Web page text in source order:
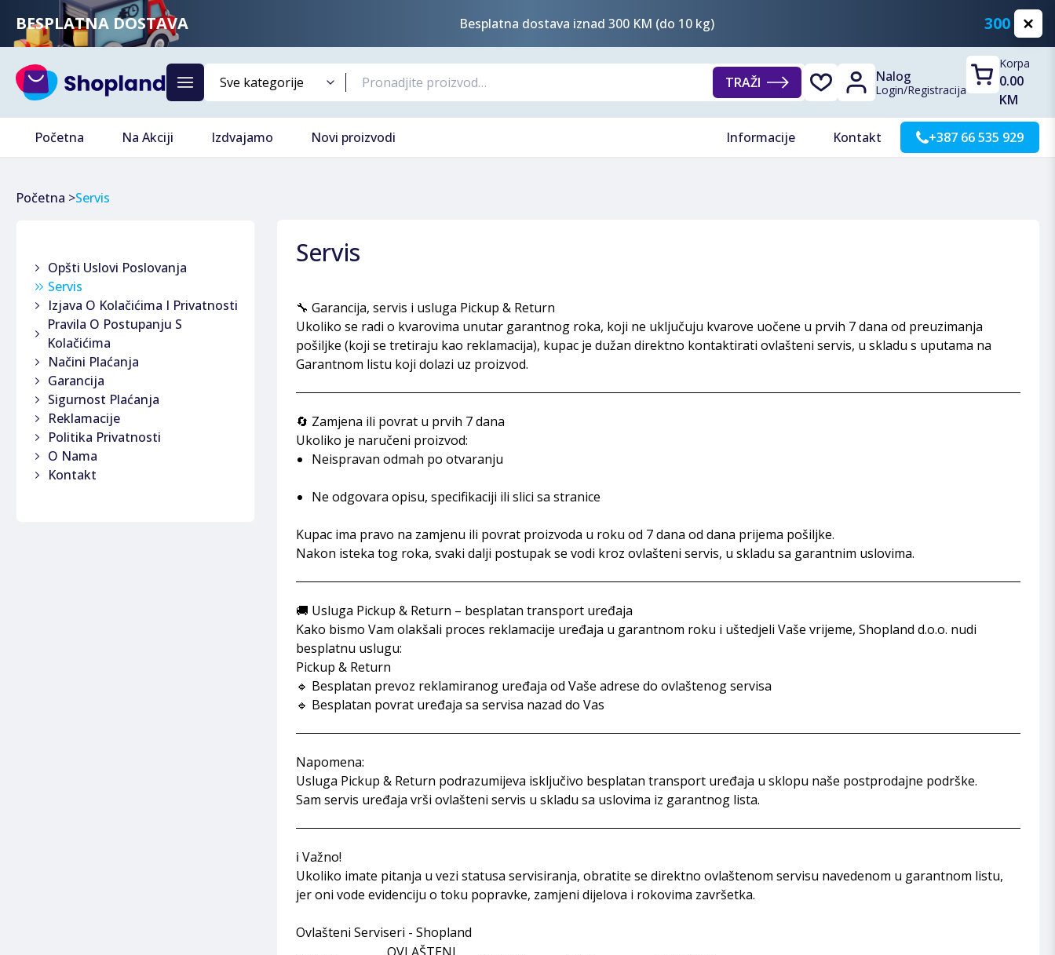
BESPLATNA DOSTAVA Besplatna dostava iznad 300 KM (do 10 kg) 300 KM
TRAŽI Nalog
Login/Registracija
Korpa
0.00
KM
Početna Na Akciji Izdvajamo Novi proizvodi Informacije Kontakt +387 66 535 929
Početna >Servis
Opšti Uslovi Poslovanja
Servis
Izjava O Kolačićima I Privatnosti
Pravila O Postupanju S
Kolačićima
Načini Plaćanja
Garancija
Sigurnost Plaćanja
Reklamacije
Politika Privatnosti
O Nama
Kontakt
Servis
🔧 Garancija, servis i usluga Pickup & Return
Ukoliko se radi o kvarovima unutar garantnog roka, koji ne uključuju kvarove uočene u prvih 7 dana od preuzimanja
pošiljke (koji se tretiraju kao reklamacija), kupac je dužan direktno kontaktirati ovlašteni servis, u skladu s uputama na
Garantnom listu koji dolazi uz proizvod.
🔄 Zamjena ili povrat u prvih 7 dana
Ukoliko je naručeni proizvod:
Neispravan odmah po otvaranju
Ne odgovara opisu, specifikaciji ili slici sa stranice
Kupac ima pravo na zamjenu ili povrat proizvoda u roku od 7 dana od dana prijema pošiljke.
Nakon isteka tog roka, svaki dalji postupak se vodi kroz ovlašteni servis, u skladu sa garantnim uslovima.
🚚 Usluga Pickup & Return – besplatan transport uređaja
Kako bismo Vam olakšali proces reklamacije uređaja u garantnom roku i uštedjeli Vaše vrijeme, Shopland d.o.o. nudi
besplatnu uslugu:
Pickup & Return
🔹 Besplatan prevoz reklamiranog uređaja od Vaše adrese do ovlaštenog servisa
🔹 Besplatan povrat uređaja sa servisa nazad do Vas
Napomena:
Usluga Pickup & Return podrazumijeva isključivo besplatan transport uređaja u sklopu naše postprodajne podrške.
Sam servis uređaja vrši ovlašteni servis u skladu sa uslovima iz garantnog lista.
ℹ️ Važno!
Ukoliko imate pitanja u vezi statusa servisiranja, obratite se direktno ovlaštenom servisu navedenom u garantnom listu,
jer oni vode evidenciju o toku popravke, zamjeni dijelova i rokovima završetka.
Ovlašteni Serviseri - Shopland